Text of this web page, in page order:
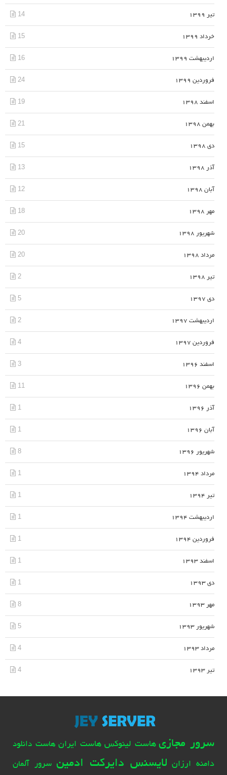
تیر 1399 14
خرداد 1399 15
اردیبهشت 1399 16
فروردین 1399 24
اسفند 1398 19
بهمن 1398 21
دی 1398 15
آذر 1398 13
آبان 1398 12
مهر 1398 18
شهریور 1398 20
مرداد 1398 20
تیر 1398 2
دی 1397 5
اردیبهشت 1397 2
فروردین 1397 4
اسفند 1396 3
بهمن 1396 11
آذر 1396 1
آبان 1396 1
شهریور 1396 8
مرداد 1394 1
تیر 1394 1
اردیبهشت 1394 1
فروردین 1394 1
اسفند 1393 1
دی 1393 1
مهر 1393 8
شهریور 1393 5
مرداد 1393 4
تیر 1393 4
سرور مجازی هاست لینوکس هاست ایران هاست دانلود
دامنه ارزان لایسنس دایرکت ادمین سرور آلمان